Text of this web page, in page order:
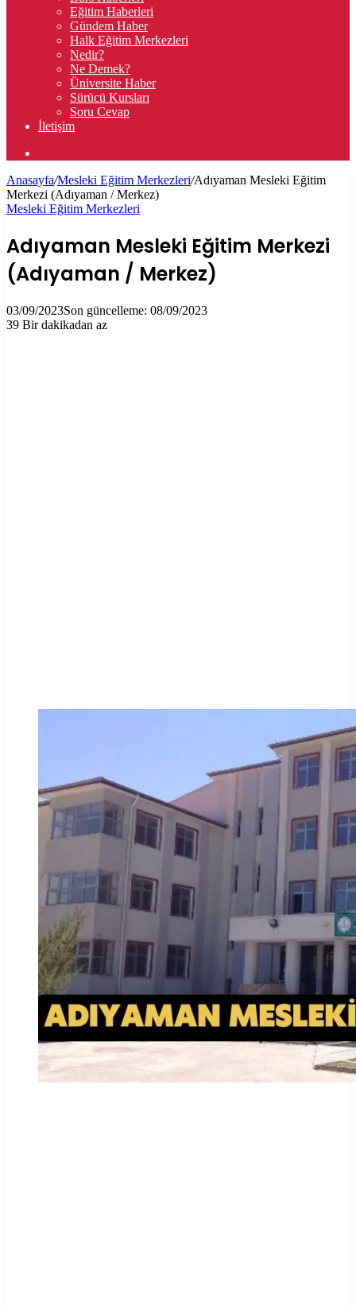
Eğitim Haberleri
Gündem Haber
Halk Eğitim Merkezleri
Nedir?
Ne Demek?
Üniversite Haber
Sürücü Kursları
Soru Cevap
İletişim
...
Anasayfa/Mesleki Eğitim Merkezleri/Adıyaman Mesleki Eğitim
Merkezi (Adıyaman / Merkez)
Mesleki Eğitim Merkezleri
Adıyaman Mesleki Eğitim Merkezi
(Adıyaman / Merkez)
03/09/2023Son güncelleme: 08/09/2023
39 Bir dakikadan az